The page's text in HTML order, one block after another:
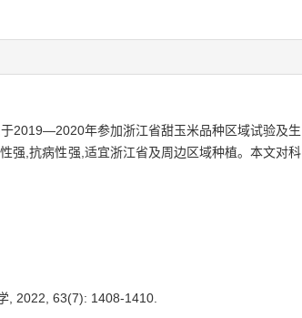
2019—2020年参加浙江省甜玉米品种区域试验及生
强,抗病性强,适宜浙江省及周边区域种植。本文对科
, 2022, 63(7): 1408-1410.